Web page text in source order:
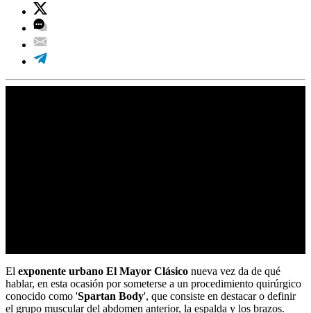
El exponente urbano El Mayor Clásico nueva vez da de qué
hablar, en esta ocasión por someterse a un procedimiento quirúrgico
conocido como 'Spartan Body', que consiste en destacar o definir
el grupo muscular del abdomen anterior, la espalda y los brazos.